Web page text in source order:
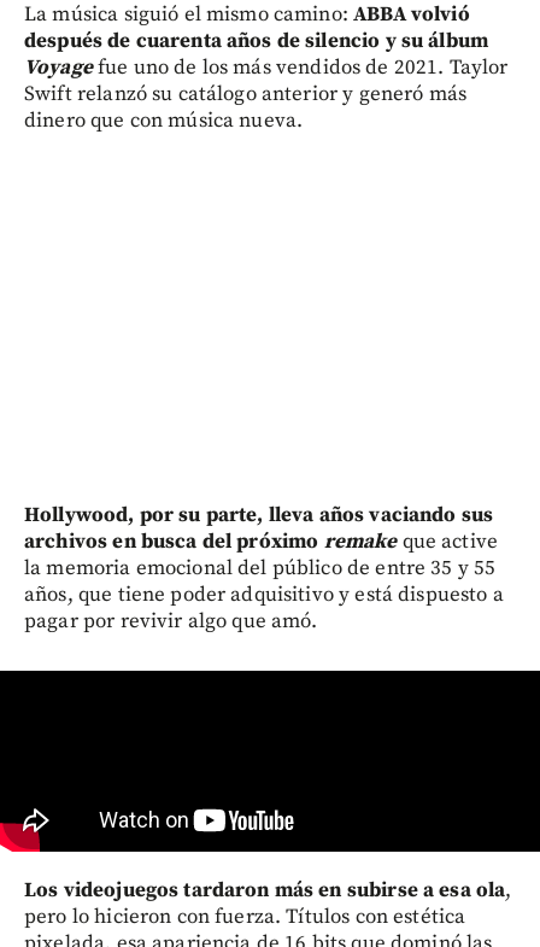
La música siguió el mismo camino:ABBA volvió
después de cuarenta años de silencio y su álbum
Voyagefue uno de los más vendidos de 2021. Taylor
Swift relanzó su catálogo anterior y generó más
dinero que con música nueva.
Hollywood, por su parte, lleva años vaciando sus
archivos en busca del próximo remakeque active
la memoria emocional del público de entre 35 y 55
años, que tiene poder adquisitivo y está dispuesto a
pagar por revivir algo que amó.
Los videojuegos tardaron más en subirse a esa ola,
pero lo hicieron con fuerza. Títulos con estética